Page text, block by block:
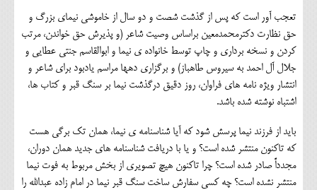
تعجب آور است که پس از گذشت شصت و دو سال از خاموشی نیمای بزرگ و
حق نظارت دکترمحمدمعین براساس وصیت شاعر (و پذیرش حق خواندن، مرتب
کردن و نسخه برداری و چاپ توسط خانواده ی نیما و ابوالقاسم جنتی عطایی و
جلال آل احمد به سیروس طاهباز) و برگزاری دهها مراسم یادبود برای شاعر و
انتشار ویژه نامه های فراوان، روز دقیق درگذشت نیما بر سنگ قبر و کتاب ها،
اشتباه نوشته شده باشد.
باید از فرزند نیما پرسش شود که آیا شناسنامه ی نیما، همان تک برگی هست
که تاکنون منتشر شده است؟ و یا با دریافت شناسنامه های جدید همان دوران،
مجدداً صادر شده است؟ چرا تاکنون هیچ تصویری از بخش مربوط به فوت نیما
منتشر نشده است؟ چه کسی سفارش ساخت سنگ قبر نیما در امام زاده عبدالله را